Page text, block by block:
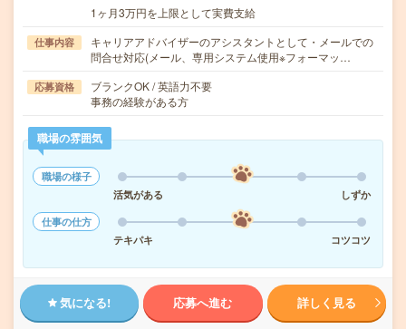
1ヶ月3万円を上限として実費支給
仕事内容
キャリアアドバイザーのアシスタントとして・メールでの
問合せ対応(メール、専用システム使用※フォーマッ…
応募資格
ブランクOK / 英語力不要
事務の経験がある方
職場の雰囲気
職場の様子
活気がある
しずか
仕事の仕方
テキパキ
コツコツ
気になる! 応募へ進む 詳しく見る